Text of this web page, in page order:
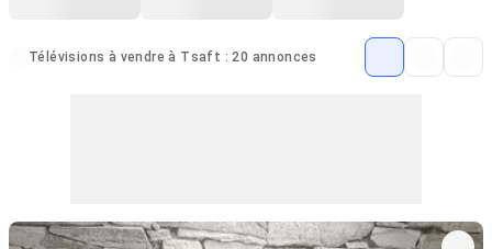
Télévisions à vendre à Tsaft : 20 annonces